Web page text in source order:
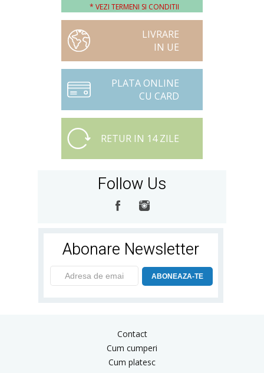
* VEZI TERMENI SI CONDITII
LIVRARE
IN UE
PLATA ONLINE
CU CARD
RETUR IN 14 ZILE
Follow Us
Abonare Newsletter
ABONEAZA-TE
Contact
Cum cumperi
Cum platesc